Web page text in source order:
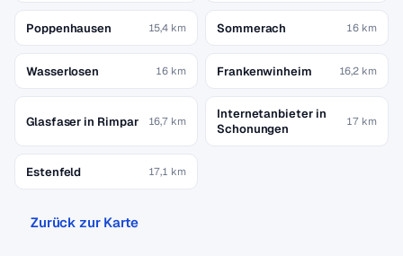
Poppenhausen 15,4 km Sommerach 16 km
Wasserlosen 16 km Frankenwinheim 16,2 km
Glasfaser in Rimpar 16,7 km
Internetanbieter in
Schonungen
17 km
Estenfeld 17,1 km
Zurück zur Karte